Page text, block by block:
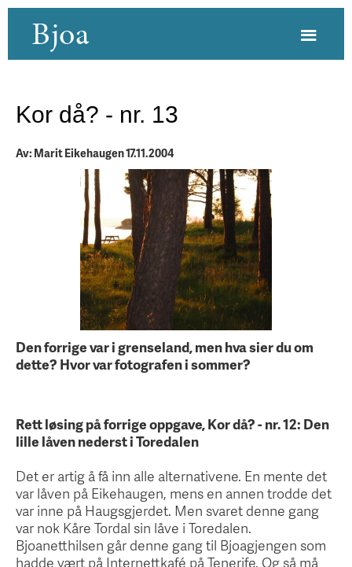
Bjoa
Kor då? - nr. 13
Av: Marit Eikehaugen 17.11.2004
Den forrige var i grenseland, men hva sier du om
dette? Hvor var fotografen i sommer?
Rett løsing på forrige oppgave, Kor då? - nr. 12: Den
lille låven nederst i Toredalen
Det er artig å få inn alle alternativene. En mente det
var låven på Eikehaugen, mens en annen trodde det
var inne på Haugsgjerdet. Men svaret denne gang
var nok Kåre Tordal sin låve i Toredalen.
Bjoanetthilsen går denne gang til Bjoagjengen som
hadde vært på Internettkafé på Tenerife. Og så må